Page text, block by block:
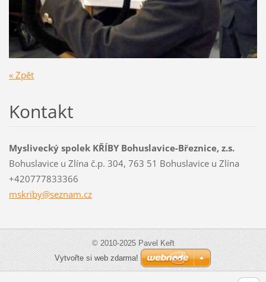
« Zpět
Kontakt
Myslivecký spolek KŘÍBY Bohuslavice-Březnice, z.s.
Bohuslavice u Zlína č.p. 304, 763 51 Bohuslavice u Zlína
+420777833366
mskriby@seznam.cz
© 2010-2025 Pavel Keřt
Vytvořte si web zdarma!